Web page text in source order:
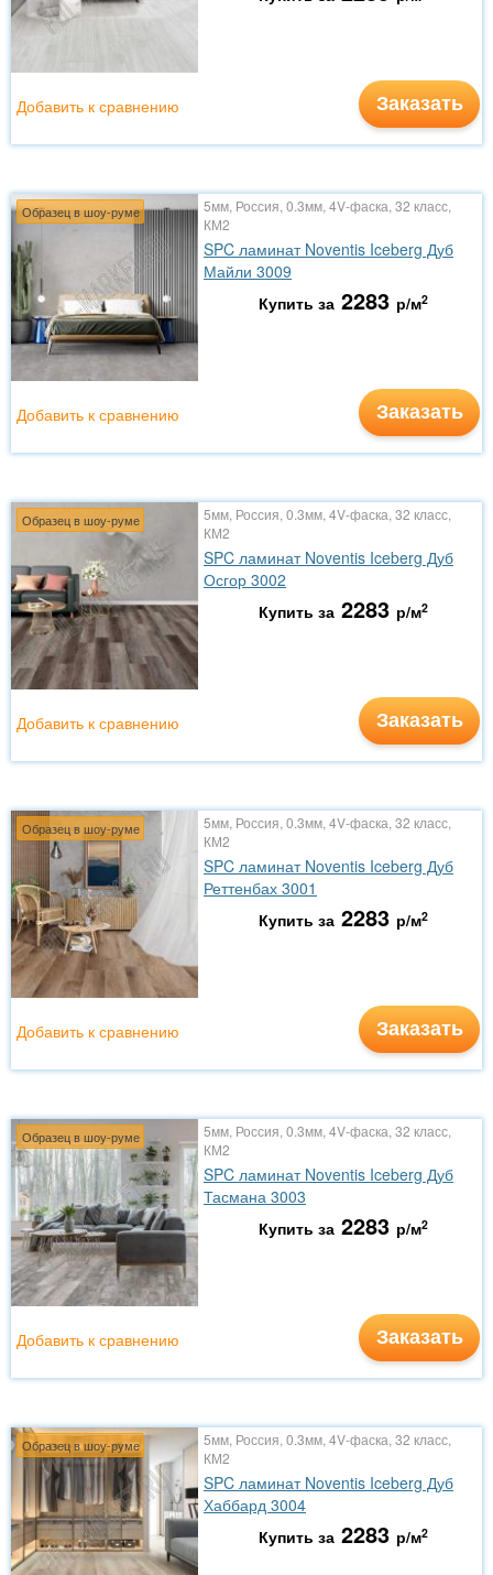
Заказать
Добавить к сравнению
Образец в шоу-руме
5мм, Россия, 0.3мм, 4V-фаска, 32 класс,
КМ2
SPC ламинат Noventis Iceberg Дуб
Майли 3009
Купить за 2283 р/м2
Заказать
Добавить к сравнению
Образец в шоу-руме
5мм, Россия, 0.3мм, 4V-фаска, 32 класс,
КМ2
SPC ламинат Noventis Iceberg Дуб
Осгор 3002
Купить за 2283 р/м2
Заказать
Добавить к сравнению
Образец в шоу-руме
5мм, Россия, 0.3мм, 4V-фаска, 32 класс,
КМ2
SPC ламинат Noventis Iceberg Дуб
Реттенбах 3001
Купить за 2283 р/м2
Заказать
Добавить к сравнению
Образец в шоу-руме
5мм, Россия, 0.3мм, 4V-фаска, 32 класс,
КМ2
SPC ламинат Noventis Iceberg Дуб
Тасмана 3003
Купить за 2283 р/м2
Заказать
Добавить к сравнению
Образец в шоу-руме
5мм, Россия, 0.3мм, 4V-фаска, 32 класс,
КМ2
SPC ламинат Noventis Iceberg Дуб
Хаббард 3004
Купить за 2283 р/м2